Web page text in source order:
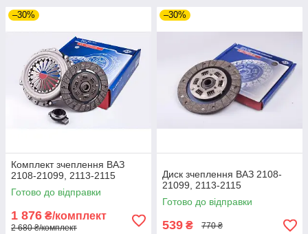
–30%
Комплект зчеплення ВАЗ
2108-21099, 2113-2115
Готово до відправки
1 876 ₴/комплект
2 680 ₴/комплект
–30%
Диск зчеплення ВАЗ 2108-
21099, 2113-2115
Готово до відправки
539 ₴ 770 ₴